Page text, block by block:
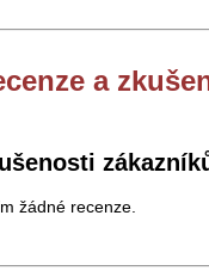
a
žádné recenze.